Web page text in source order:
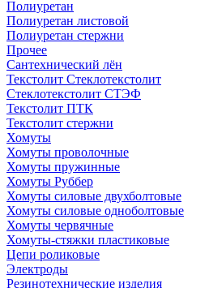
Полиуретан
Полиуретан листовой
Полиуретан стержни
Прочее
Сантехнический лён
Текстолит Стеклотекстолит
Стеклотекстолит СТЭФ
Текстолит ПТК
Текстолит стержни
Хомуты
Хомуты проволочные
Хомуты пружинные
Хомуты Руббер
Хомуты силовые двухболтовые
Хомуты силовые одноболтовые
Хомуты червячные
Хомуты-стяжки пластиковые
Цепи роликовые
Электроды
Резинотехнические изделия